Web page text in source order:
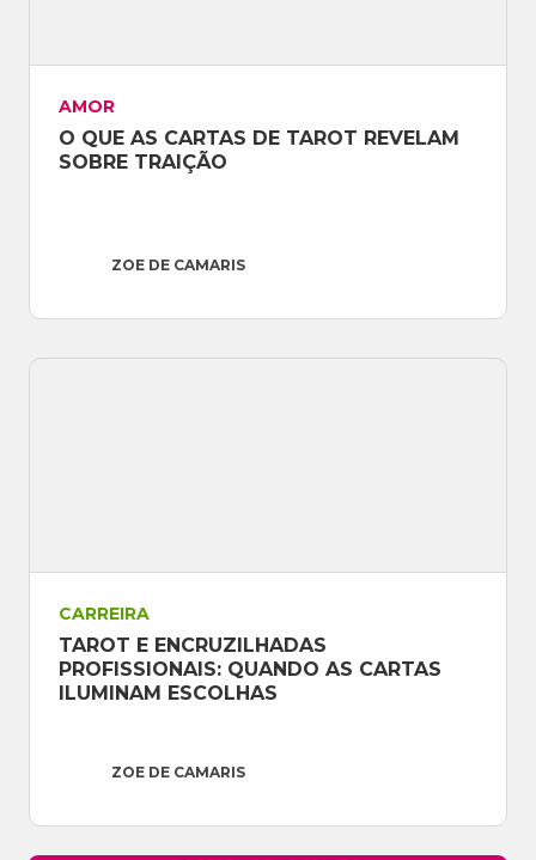
AMOR
O QUE AS CARTAS DE TAROT REVELAM
SOBRE TRAIÇÃO
ZOE DE CAMARIS
CARREIRA
TAROT E ENCRUZILHADAS
PROFISSIONAIS: QUANDO AS CARTAS
ILUMINAM ESCOLHAS
ZOE DE CAMARIS